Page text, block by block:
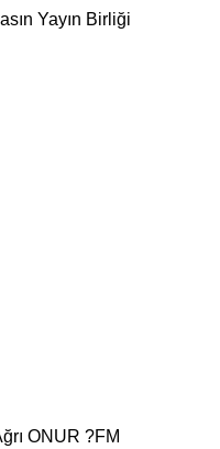
Yayın Birliği
ONUR ?FM